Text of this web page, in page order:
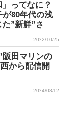
ってなに？
が80年代の浅
”新鮮”さ
2022/10/25
阪田マリンの
から配信開
2024/08/12